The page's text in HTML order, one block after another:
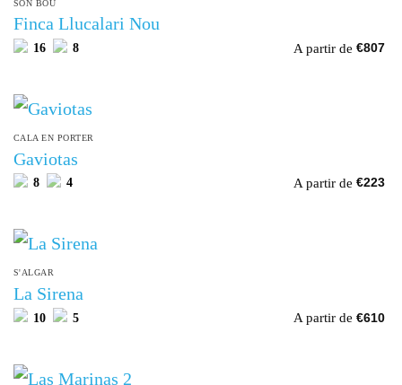
SON BOU
Finca Llucalari Nou
16 8 A partir de €807
CALA EN PORTER
Gaviotas
8 4 A partir de €223
S'ALGAR
La Sirena
10 5 A partir de €610